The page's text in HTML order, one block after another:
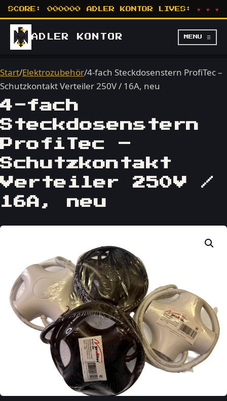
SCORE: 000000 ADLER KONTOR LIVES: ♥ ♥ ♥
ADLER KONTOR MENU ☰
Start/Elektrozubehör/4-fach Steckdosenstern ProfiTec –
Schutzkontakt Verteiler 250V / 16A, neu
4-fach
Steckdosenstern
ProfiTec –
Schutzkontakt
Verteiler 250V /
16A, neu